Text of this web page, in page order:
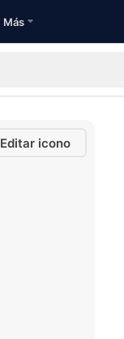
Más
Editar icono